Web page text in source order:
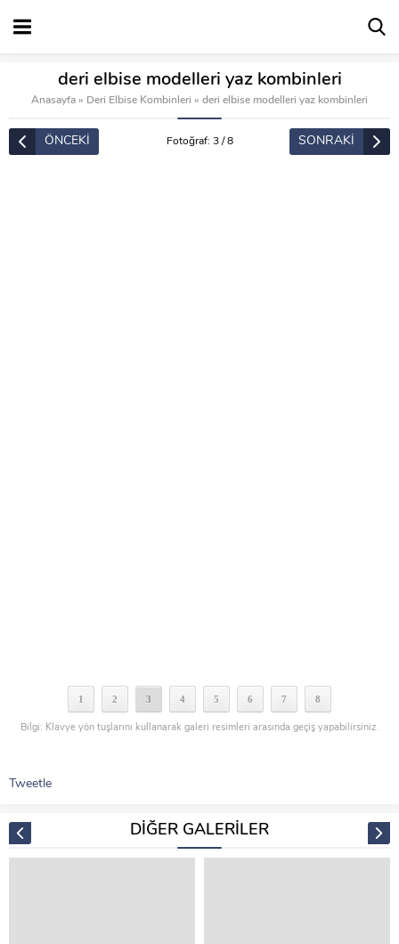
deri elbise modelleri yaz kombinleri
Anasayfa » Deri Elbise Kombinleri » deri elbise modelleri yaz kombinleri
ÖNCEKİ Fotoğraf: 3 / 8 SONRAKİ
1 2 3 4 5 6 7 8
Bilgi: Klavye yön tuşlarını kullanarak galeri resimleri arasında geçiş yapabilirsiniz.
Tweetle
DİĞER GALERİLER